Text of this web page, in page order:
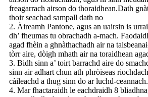
freagarrach airson do thoraidhean.Dath
thoir seachad sampall dath no
2. Àireamh Pantone, agus an uairsin is
dh’ fheumas tu obrachadh a-mach.
agad fhèin a ghnàthachadh air na
tòrr aire, dòigh mhath air na toraidhean
3. Bidh sinn a’ toirt barrachd aire do
sinn air adhart chun ath phròiseas
càileachd a thug sinn do ar luchd-ceannach.
4. Mar fhactaraidh le eachdraidh 8